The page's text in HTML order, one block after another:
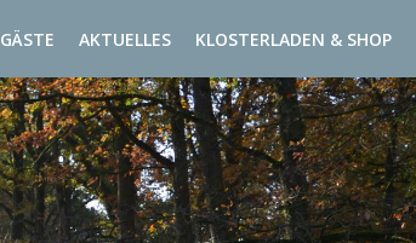
GÄSTE AKTUELLES KLOSTERLADEN & SHOP